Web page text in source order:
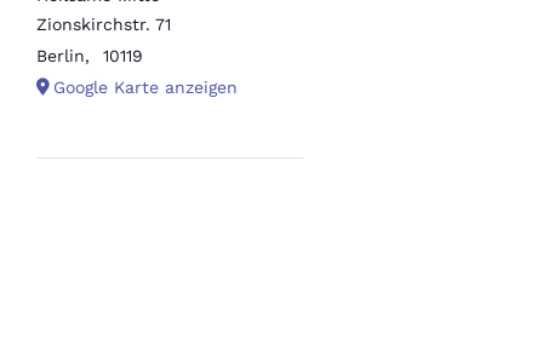
Zionskirchstr. 71
Berlin,
10119
Google Karte anzeigen